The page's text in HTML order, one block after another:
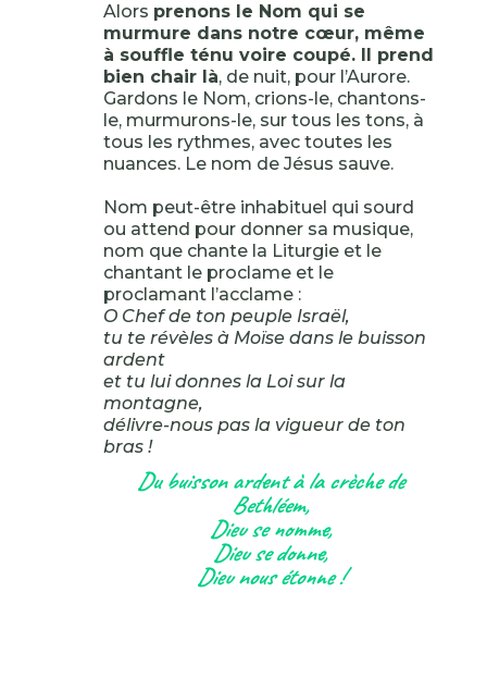
Alors prenons le Nom qui se
murmure dans notre cœur, même
à souffle ténu voire coupé. Il prend
bien chair là, de nuit, pour l’Aurore.
Gardons le Nom, crions-le, chantons-
le, murmurons-le, sur tous les tons, à
tous les rythmes, avec toutes les
nuances. Le nom de Jésus sauve.
Nom peut-être inhabituel qui sourd
ou attend pour donner sa musique,
nom que chante la Liturgie et le
chantant le proclame et le
proclamant l’acclame :
O Chef de ton peuple Israël,
tu te révèles à Moïse dans le buisson
ardent
et tu lui donnes la Loi sur la
montagne,
délivre-nous pas la vigueur de ton
bras !
Du buisson ardent à la crèche de
Bethléem,
Dieu se nomme,
Dieu se donne,
Dieu nous étonne !